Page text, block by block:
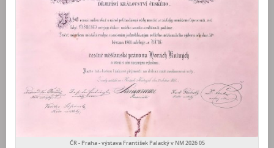
ČR - Praha - výstava František Palacký v NM 2026 05